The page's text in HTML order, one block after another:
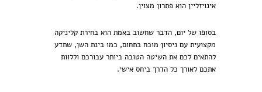
אינויזליין הוא פתרון מצוין.
בסופו של יום, הדבר שחשוב באמת הוא בחירת קליניקה
מקצועית עם ניסיון מוכח בתחום, כמו בינת השן, שתדע
להתאים לכם את השיטה הטובה ביותר עבורכם וללוות
אתכם לאורך כל הדרך ביחס אישי.